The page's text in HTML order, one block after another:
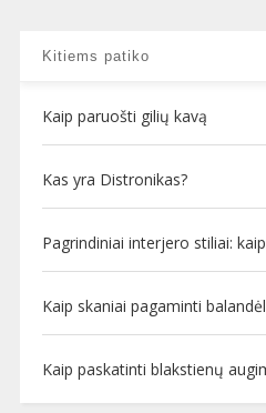
Kitiems patiko
Kaip paruošti gilių kavą
Kas yra Distronikas?
Pagrindiniai interjero stiliai:
Kaip skaniai pagaminti
Kaip paskatinti blakstienų